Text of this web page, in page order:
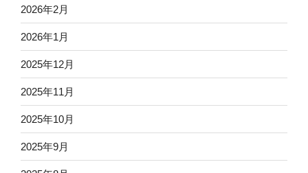
2026年2月
2026年1月
2025年12月
2025年11月
2025年10月
2025年9月